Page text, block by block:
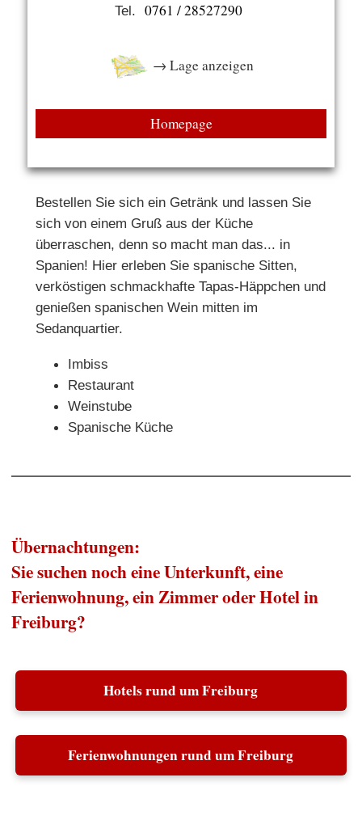
Tel. 0761 / 28527290
→ Lage anzeigen
Homepage
Bestellen Sie sich ein Getränk und lassen Sie
sich von einem Gruß aus der Küche
überraschen, denn so macht man das... in
Spanien! Hier erleben Sie spanische Sitten,
verköstigen schmackhafte Tapas-Häppchen und
genießen spanischen Wein mitten im
Sedanquartier.
Imbiss
Restaurant
Weinstube
Spanische Küche
Übernachtungen:
Sie suchen noch eine Unterkunft, eine
Ferienwohnung, ein Zimmer oder Hotel in
Freiburg?
Hotels rund um Freiburg
Ferienwohnungen rund um Freiburg